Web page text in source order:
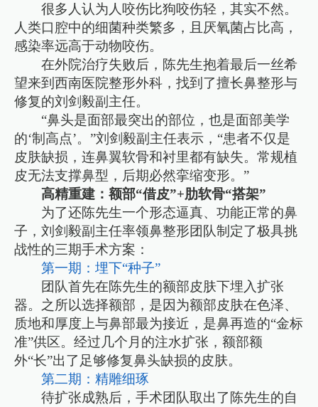
很多人认为人咬伤比狗咬伤轻，其实不然。
人类口腔中的细菌种类繁多，且厌氧菌占比高，
感染率远高于动物咬伤。
在外院治疗失败后，陈先生抱着最后一丝希
望来到西南医院整形外科，找到了擅长鼻整形与
修复的刘剑毅副主任。
“鼻头是面部最突出的部位，也是面部美学
的‘制高点’。”刘剑毅副主任表示，“患者不仅是
皮肤缺损，连鼻翼软骨和衬里都有缺失。常规植
皮无法支撑鼻型，后期必然挛缩变形。”
高精重建：额部“借皮”+肋软骨“搭架”
为了还陈先生一个形态逼真、功能正常的鼻
子，刘剑毅副主任率领鼻整形团队制定了极具挑
战性的三期手术方案：
第一期：埋下“种子”
团队首先在陈先生的额部皮肤下埋入扩张
器。之所以选择额部，是因为额部皮肤在色泽、
质地和厚度上与鼻部最为接近，是鼻再造的“金标
准”供区。经过几个月的注水扩张，额部额
外“长”出了足够修复鼻头缺损的皮肤。
第二期：精雕细琢
待扩张成熟后，手术团队取出了陈先生的自